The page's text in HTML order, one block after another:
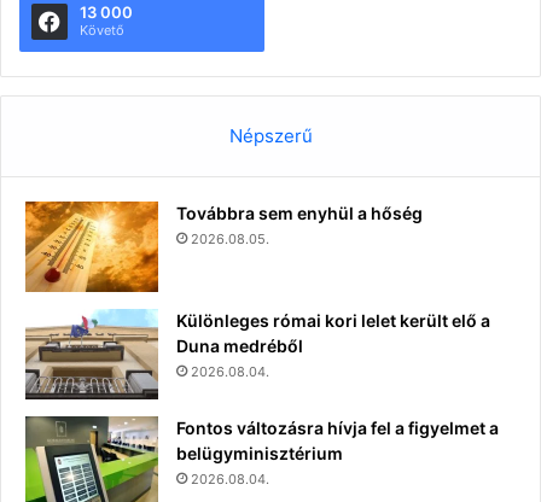
13 000
Követő
Népszerű
Továbbra sem enyhül a hőség
2026.08.05.
Különleges római kori lelet került elő a
Duna medréből
2026.08.04.
Fontos változásra hívja fel a figyelmet a
belügyminisztérium
2026.08.04.